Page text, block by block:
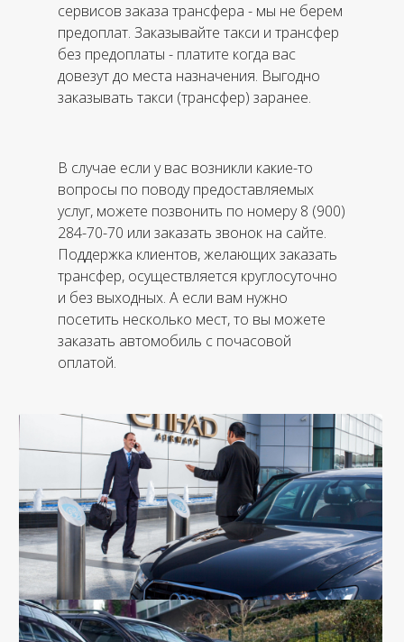
сервисов заказа трансфера - мы не берем
предоплат. Заказывайте такси и трансфер
без предоплаты - платите когда вас
довезут до места назначения. Выгодно
заказывать такси (трансфер) заранее.
В случае если у вас возникли какие-то
вопросы по поводу предоставляемых
услуг, можете позвонить по номеру 8 (900)
284-70-70 или заказать звонок на сайте.
Поддержка клиентов, желающих заказать
трансфер, осуществляется круглосуточно
и без выходных. А если вам нужно
посетить несколько мест, то вы можете
заказать автомобиль с почасовой
оплатой.